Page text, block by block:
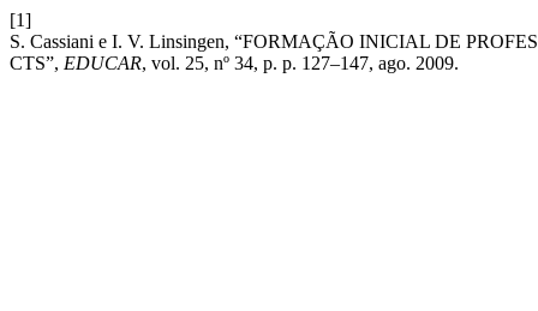
[1]
S. Cassiani e I. V. Linsingen, “FORMAÇÃO INICIAL DE
CTS”, EDUCAR, vol. 25, nº 34, p. p. 127–147, ago. 2009.